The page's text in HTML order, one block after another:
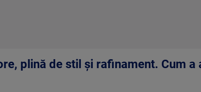
plină de stil și rafinament. Cum a